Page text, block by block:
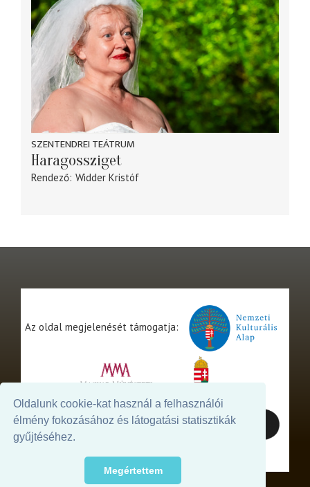
Oldalunk cookie-kat használ a felhasználói
élmény fokozásához és látogatási statisztikák
gyűjtéséhez.
Megértettem
SZENTENDREI TEÁTRUM
Haragossziget
Rendező Widder Kristóf
Az oldal megjelenését támogatja: